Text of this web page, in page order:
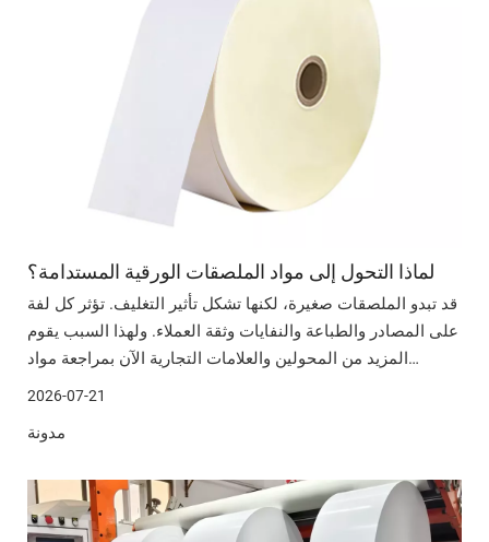
لماذا التحول إلى مواد الملصقات الورقية المستدامة؟
قد تبدو الملصقات صغيرة، لكنها تشكل تأثير التغليف. تؤثر كل لفة
على المصادر والطباعة والنفايات وثقة العملاء. ولهذا السبب يقوم
المزيد من المحولين والعلامات التجارية الآن بمراجعة مواد
الملصقات الورقية المستدامة. في هذه المقالة سوف نستكشف
2026-07-21
مدونة